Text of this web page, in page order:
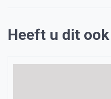
Heeft u dit